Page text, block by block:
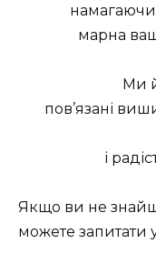
марна
Ми
пов’язані
і
Якщо ви не
можете запитати